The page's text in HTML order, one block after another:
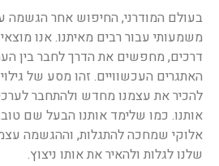
בעולם המודרני, החיפוש אחר הגשמה
משמעותי עבור רבים מאיתנו. אנו
דרכים, מחפשים את הדרך לחבר בין
האתגרים העכשוויים. זהו מסע של
להכיר את עצמנו מחדש ולהתחבר
אותנו. כמו שלימד אותנו הבעל שם
אלוקי שמחכה להתגלות, וההגשמה
שלנו לגלות ולהאיר את אותו ניצוץ.